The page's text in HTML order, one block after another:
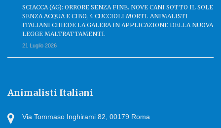
SCIACCA (AG): ORRORE SENZA FINE. NOVE CANI SOTTO IL SOLE
SENZA ACQUA E CIBO, 4 CUCCIOLI MORTI. ANIMALISTI
ITALIANI CHIEDE LA GALERA IN APPLICAZIONE DELLA NUOVA
LEGGE MALTRATTAMENTI.
21 Luglio 2026
Animalisti Italiani
Via Tommaso Inghirami 82, 00179 Roma